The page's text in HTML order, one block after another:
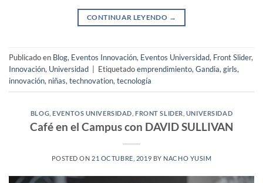
CONTINUAR LEYENDO →
Publicado en Blog, Eventos Innovación, Eventos Universidad, Front Slider,
Innovación, Universidad Etiquetadoemprendimiento,Gandia,girls,
innovación, niñas,technovation,tecnología
BLOG ,EVENTOS UNIVERSIDAD ,FRONT SLIDER UNIVERSIDAD
Café en el Campus con DAVID SULLIVAN
POSTED ON 21 OCTUBRE, 2019 BY NACHO YUSIM